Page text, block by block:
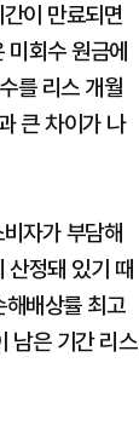
이 만료되면
회수 원금에
를 리스 개월
큰 차이가 나
자가 부담해
산정돼 있기 때
배상률 최고
남은 기간 리스